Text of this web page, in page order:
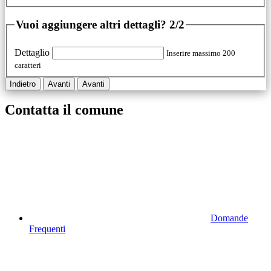
Vuoi aggiungere altri dettagli? 2/2
Dettaglio
Inserire massimo 200
caratteri
Indietro Avanti Avanti
Contatta il comune
Domande
Frequenti